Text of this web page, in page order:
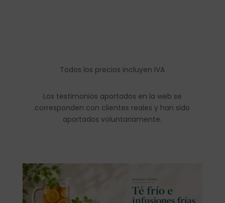
Todos los precios incluyen IVA
Los testimonios aportados en la web se
corresponden con clientes reales y han sido
aportados voluntariamente.